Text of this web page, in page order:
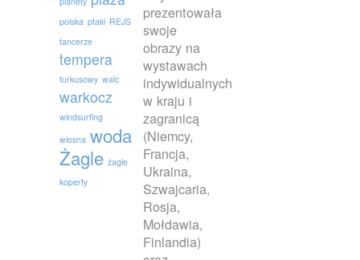
polska ptaki REJS
tancerze
tempera
turkusowy walc
warkocz
windsurfing
wiosna woda
Żagle żagle
koperty
prezentowała
swoje
obrazy na
wystawach
indywidualnych
w kraju i
zagranicą
(Niemcy,
Francja,
Ukraina,
Szwajcaria,
Rosja,
Mołdawia,
Finlandia)